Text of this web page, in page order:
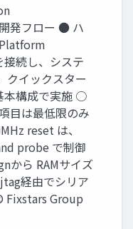
発フロー ● ハ
続し、システ
クイックスター
本構成で実施 ○
目は最低限のみ
reset は、
probe で制御
から RAMサイズ
経由でシリア
Fixstars Group